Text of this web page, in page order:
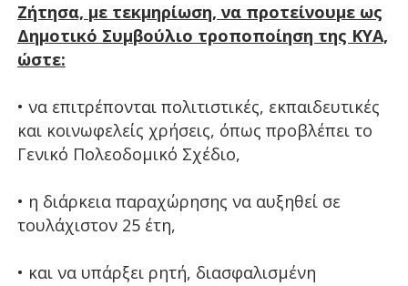
Ζήτησα, με τεκμηρίωση, να προτείνουμε ως
Δημοτικό Συμβούλιο τροποποίηση της ΚΥΑ,
ώστε:
• να επιτρέπονται πολιτιστικές, εκπαιδευτικές
και κοινωφελείς χρήσεις, όπως προβλέπει το
Γενικό Πολεοδομικό Σχέδιο,
• η διάρκεια παραχώρησης να αυξηθεί σε
τουλάχιστον 25 έτη,
• και να υπάρξει ρητή, διασφαλισμένη